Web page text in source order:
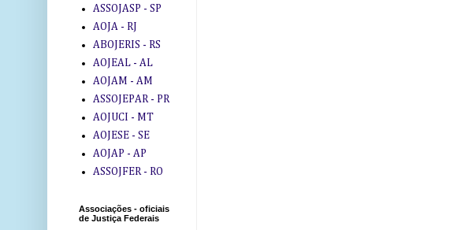
ASSOJASP - SP
AOJA - RJ
ABOJERIS - RS
AOJEAL - AL
AOJAM - AM
ASSOJEPAR - PR
AOJUCI - MT
AOJESE - SE
AOJAP - AP
ASSOJFER - RO
Associações - oficiais
de Justiça Federais